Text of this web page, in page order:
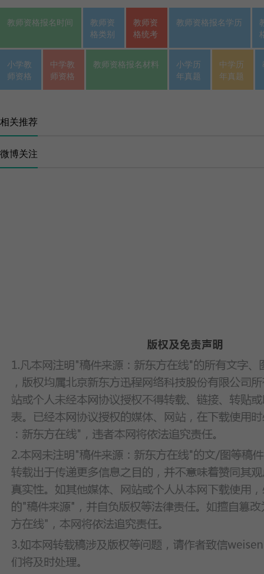
教师资格报名时间
教师资
格类别
教师资
格统考
教师资格报名学历
小学教
师资格
中学教
师资格
教师资格报名材料
小学历
年真题
中学历
年真题
相关推荐
微博关注